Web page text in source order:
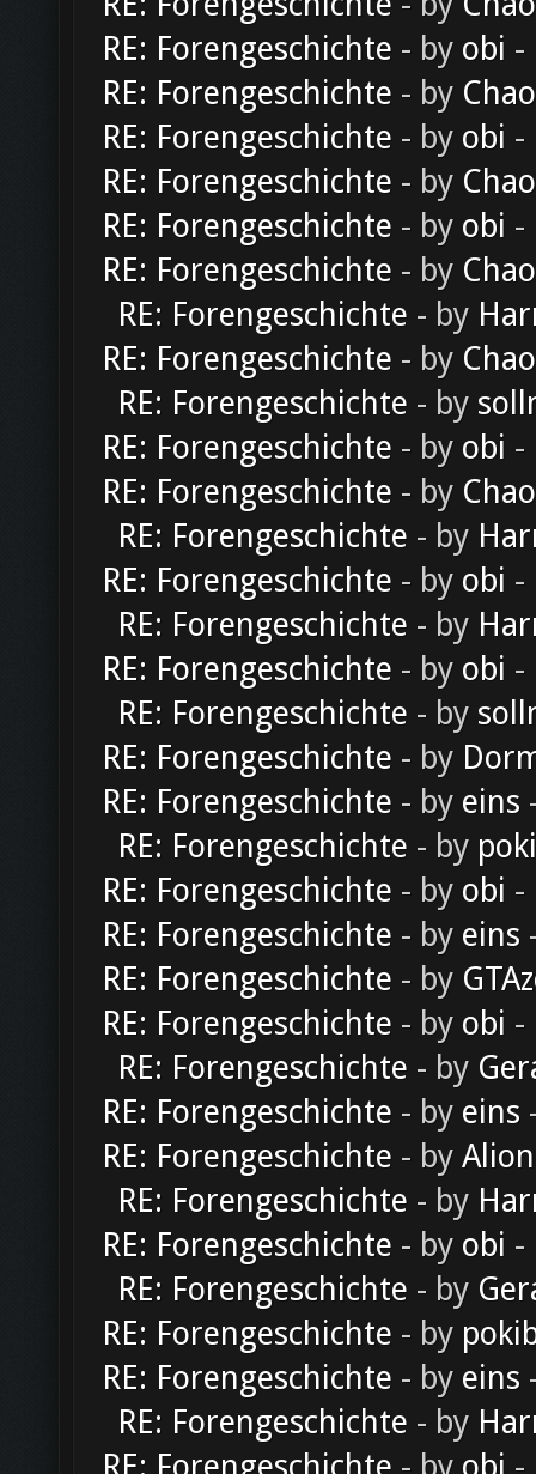
RE: Forengeschichte - by obi -
RE: Forengeschichte - by
RE: Forengeschichte - by obi -
RE: Forengeschichte - by
RE: Forengeschichte - by obi -
RE: Forengeschichte - by
RE: Forengeschichte - by
RE: Forengeschichte - by
RE: Forengeschichte - by
RE: Forengeschichte - by obi -
RE: Forengeschichte - by
RE: Forengeschichte - by
RE: Forengeschichte - by obi -
RE: Forengeschichte - by
RE: Forengeschichte - by obi -
RE: Forengeschichte - by
RE: Forengeschichte - by
RE: Forengeschichte - by eins
RE: Forengeschichte - by
RE: Forengeschichte - by obi -
RE: Forengeschichte - by eins
RE: Forengeschichte - by
RE: Forengeschichte - by obi -
RE: Forengeschichte - by
RE: Forengeschichte - by eins
RE: Forengeschichte - by Alion
RE: Forengeschichte - by
RE: Forengeschichte - by obi -
RE: Forengeschichte - by
RE: Forengeschichte - by
RE: Forengeschichte - by eins
RE: Forengeschichte - by